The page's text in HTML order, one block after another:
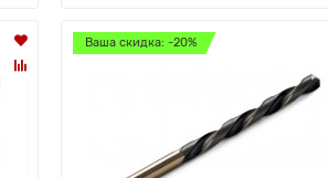
Ваша скидка: -20%